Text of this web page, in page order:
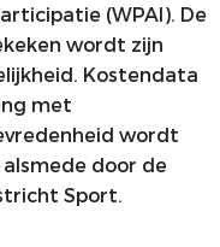
(WPAI). De
wordt zijn
Kostendata
met
wordt
door de
Sport.